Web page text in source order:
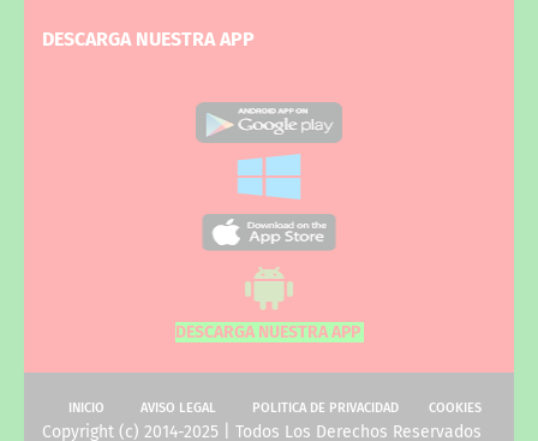
DESCARGA NUESTRA APP
DESCARGA NUESTRA APP
INICIO AVISO LEGAL POLITICA DE PRIVACIDAD COOKIES
Copyright (c) 2014-2025 | Todos Los Derechos Reservados